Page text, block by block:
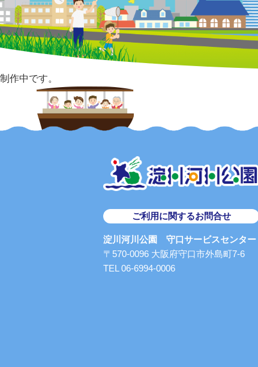
制作中です。
ご利用に関するお問合せ
淀川河川公園 守口サービスセンター
〒570-0096 大阪府守口市外島町7-6
TEL 06-6994-0006